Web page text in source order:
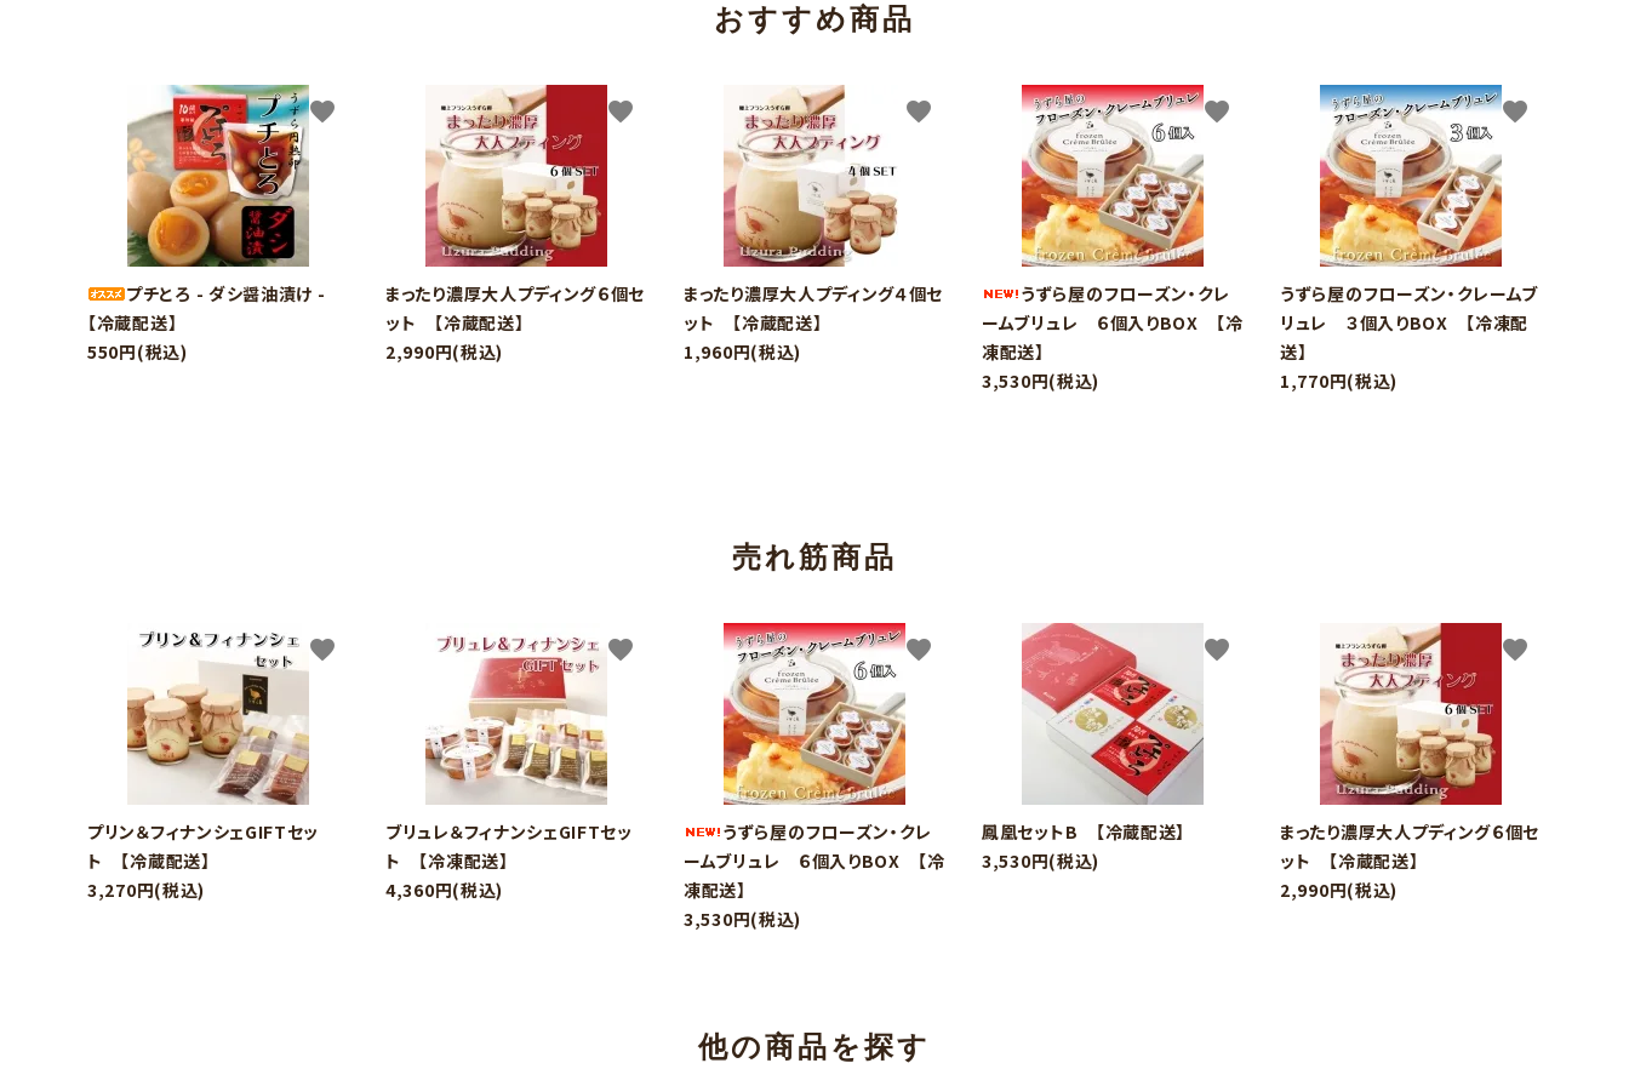
おすすめ商品
プチとろ - ダシ醤油漬け -
【冷蔵配送】
550円(税込)
favorite
まったり濃厚大人プディング６個セ
ット 【冷蔵配送】
2,990円(税込)
favorite
まったり濃厚大人プディング４個セ
ット 【冷蔵配送】
1,960円(税込)
favorite
うずら屋のフローズン・クレ
ームブリュレ ６個入りBOX 【冷
凍配送】
3,530円(税込)
favorite
うずら屋のフローズン・クレームブ
リュレ ３個入りBOX 【冷凍配
送】
1,770円(税込)
favorite
売れ筋商品
プリン＆フィナンシェGIFTセッ
ト 【冷蔵配送】
3,270円(税込)
favorite
ブリュレ＆フィナンシェGIFTセッ
ト 【冷凍配送】
4,360円(税込)
favorite
うずら屋のフローズン・クレ
ームブリュレ ６個入りBOX 【冷
凍配送】
3,530円(税込)
favorite
鳳凰セットB 【冷蔵配送】
3,530円(税込)
favorite
まったり濃厚大人プディング６個セ
ット 【冷蔵配送】
2,990円(税込)
favorite
他の商品を探す